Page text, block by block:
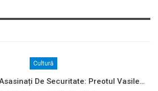
Cultură
De Securitate: Preotul Vasile…